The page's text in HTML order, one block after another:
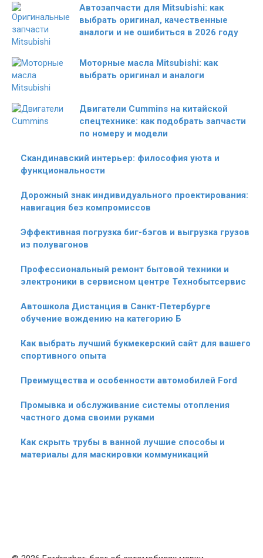
Автозапчасти для Mitsubishi: как
выбрать оригинал, качественные
аналоги и не ошибиться в 2026 году
Моторные масла Mitsubishi: как
выбрать оригинал и аналоги
Двигатели Cummins на китайской
спецтехнике: как подобрать запчасти
по номеру и модели
Скандинавский интерьер: философия уюта и
функциональности
Дорожный знак индивидуального проектирования:
навигация без компромиссов
Эффективная погрузка биг-бэгов и выгрузка грузов
из полувагонов
Профессиональный ремонт бытовой техники и
электроники в сервисном центре Технобытсервис
Автошкола Дистанция в Санкт-Петербурге
обучение вождению на категорию Б
Как выбрать лучший букмекерский сайт для вашего
спортивного опыта
Преимущества и особенности автомобилей Ford
Промывка и обслуживание системы отопления
частного дома своими руками
Как скрыть трубы в ванной лучшие способы и
материалы для маскировки коммуникаций